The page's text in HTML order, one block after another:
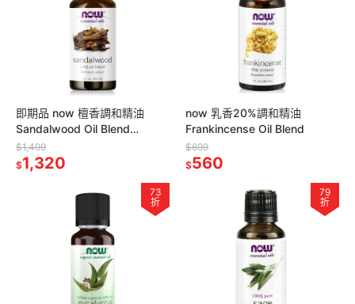
即期品 now 檀香調和精油
Sandalwood Oil Blend
2027/06
$1,499
$1,320
now 乳香20%調和精油
Frankincense Oil Blend
$699
$560
73
折
79
折